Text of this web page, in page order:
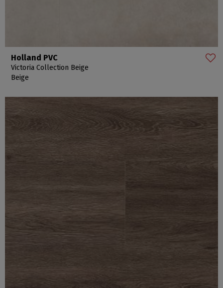
Holland PVC
Victoria Collection Beige
Beige